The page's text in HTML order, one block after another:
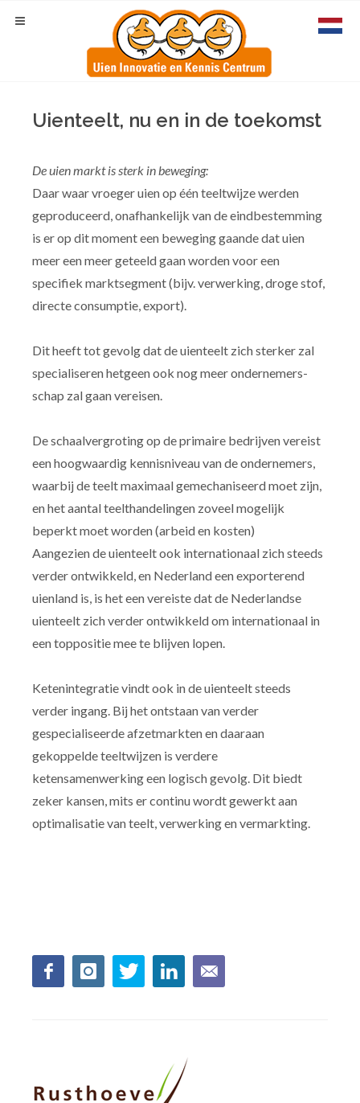
Uienteelt, nu en in de toekomst
De uien markt is sterk in beweging:
Daar waar vroeger uien op één teeltwijze werden
geproduceerd, onafhankelijk van de eindbestemming
is er op dit moment een beweging gaande dat uien
meer een meer geteeld gaan worden voor een
specifiek marktsegment (bijv. verwerking, droge stof,
directe consumptie, export).
Dit heeft tot gevolg dat de uienteelt zich sterker zal
specialiseren hetgeen ook nog meer ondernemers-
schap zal gaan vereisen.
De schaalvergroting op de primaire bedrijven vereist
een hoogwaardig kennisniveau van de ondernemers,
waarbij de teelt maximaal gemechaniseerd moet zijn,
en het aantal teelthandelingen zoveel mogelijk
beperkt moet worden (arbeid en kosten)
Aangezien de uienteelt ook internationaal zich steeds
verder ontwikkeld, en Nederland een exporterend
uienland is, is het een vereiste dat de Nederlandse
uienteelt zich verder ontwikkeld om internationaal in
een toppositie mee te blijven lopen.
Ketenintegratie vindt ook in de uienteelt steeds
verder ingang. Bij het ontstaan van verder
gespecialiseerde afzetmarkten en daaraan
gekoppelde teeltwijzen is verdere
ketensamenwerking een logisch gevolg. Dit biedt
zeker kansen, mits er continu wordt gewerkt aan
optimalisatie van teelt, verwerking en vermarkting.